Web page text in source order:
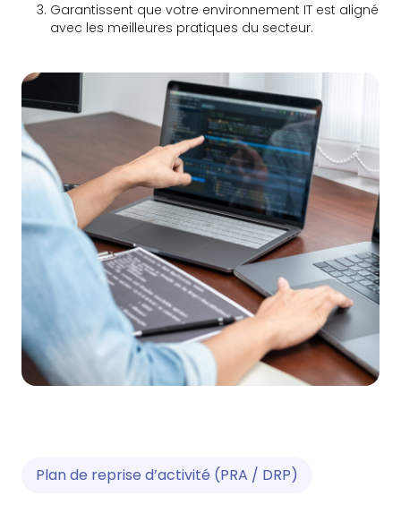
Garantissent que votre environnement IT est aligné
avec les meilleures pratiques du secteur.
Plan de reprise d’activité (PRA / DRP)